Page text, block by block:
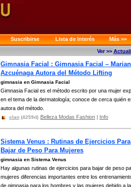
Suscribirse Lista de Interés
Más >>
Ver >>
Gimnasia Facial : Gimnasia Facial –
Azcuénaga Autora del Método Lifting
gimnasia en Gimnasia Facial
Gimnasia Facial es el método escrito por una mujer
en el tema de la dermatología; conoce de cerca quién
autora del método.
clan (4259d) Belleza Modas Fashion | Info
Sistema Venus : Rutinas de Ejercicios Para
Bajar de Peso Para Mujeres
gimnasia en Sistema Venus
Hay algunas rutinas de ejercicios para bajar de peso
mujeres diferencias importantes entre los
de gimnasia para los hombres y las mujeres debido a